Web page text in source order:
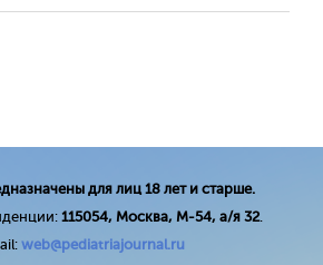
для лиц 18 лет и старше.
115054, Москва, М-54, а/я 32.
web@pediatriajournal.ru